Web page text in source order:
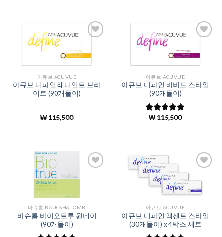
Wishlist
아큐브 ACUVUE
아큐브 디파인 래디언트 브라
이트 (90개들이)
₩115,500
Wishlist
아큐브 ACUVUE
아큐브 디파인 비비드 스타일
(90개들이)
5 중에서
로 평
₩115,500
Wishlist
바슈롬 BAUCSH&LOMB
바슈롬 바이오트루 원데이
(90개들이)
Wishlist
아큐브 ACUVUE
아큐브 디파인 액센트 스타일
(30개들이) x 4박스 세트